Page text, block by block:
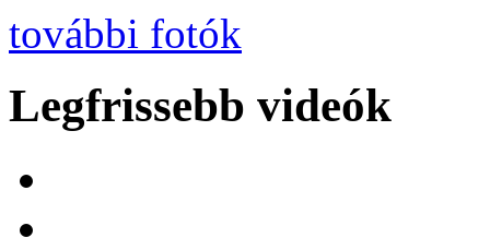
további fotók
Legfrissebb videók